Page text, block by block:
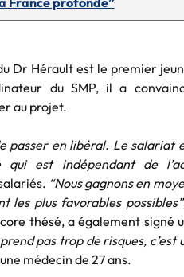
Dr Hérault est le premier
du SMP, il a
au projet.
passer en libéral. Le salariat
qui est indépendant de
“Nous gagnons en
les plus favorables
thésé, a également signé
pas trop de risques, c’est
médecin de 27 ans.